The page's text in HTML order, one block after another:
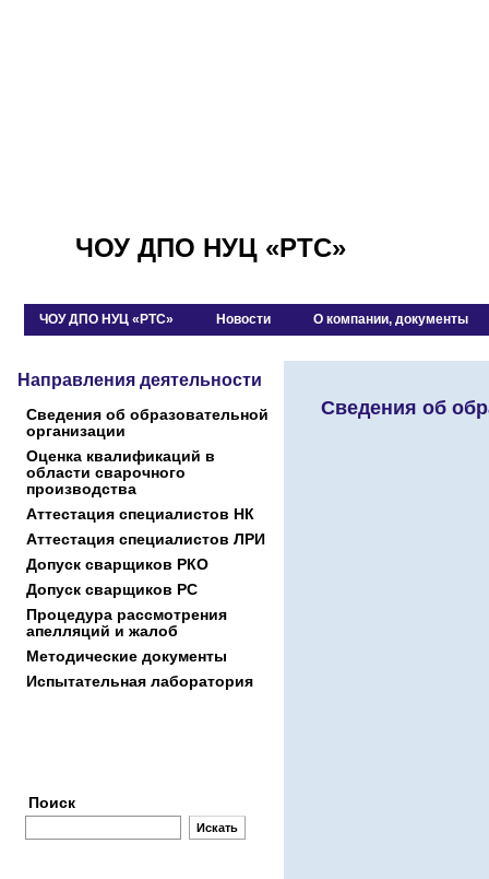
ЧОУ ДПО НУЦ «РТС»
ЧОУ ДПО НУЦ «РТС» Новости О компании, документы
Направления деятельности
Сведения об образовательной
организации
Оценка квалификаций в
области сварочного
производства
Аттестация специалистов НК
Аттестация специалиcтов ЛРИ
Допуск сварщиков РКО
Допуск сварщиков РС
Процедура рассмотрения
апелляций и жалоб
Методические документы
Испытательная лаборатория
Поиск
Сведения об